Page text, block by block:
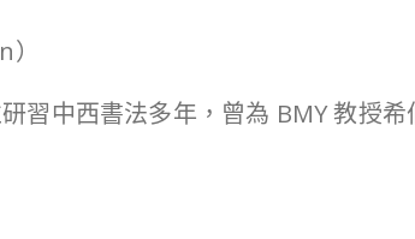
習中西書法多年，曾為 BMY 教授